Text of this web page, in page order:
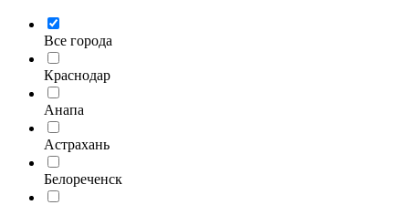
Все города
Краснодар
Анапа
Астрахань
Белореченск